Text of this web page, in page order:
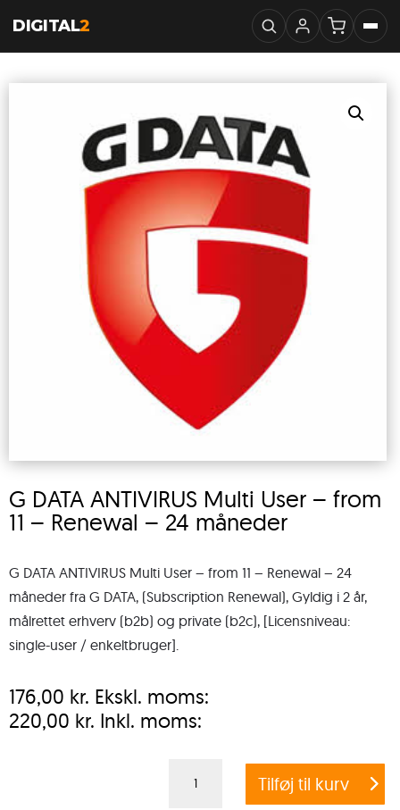
DIGITAL2
G DATA ANTIVIRUS Multi User – from
11 – Renewal – 24 måneder
G DATA ANTIVIRUS Multi User – from 11 – Renewal – 24
måneder fra G DATA, (Subscription Renewal), Gyldig i 2 år,
målrettet erhverv (b2b) og private (b2c), [Licensniveau:
single-user / enkeltbruger].
176,00 kr. Ekskl. moms:
220,00 kr. Inkl. moms:
Tilføj til kurv